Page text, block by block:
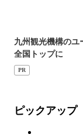
九州観光機構のユ
全国トップに
PR
ピックアップ